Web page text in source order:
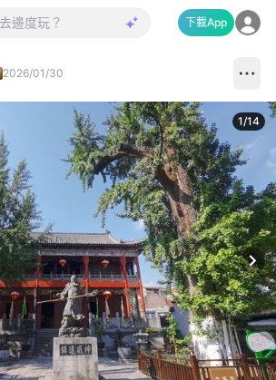
下載App
2026/01/30
1/14